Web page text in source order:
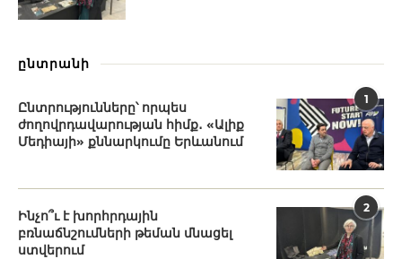
ընտրանի
1
Ընտրությունները՝ որպես
ժողովրդավարության հիմք․ «Ալիք
Մեդիայի» քննարկումը Երևանում
2
Ինչո՞ւ է խորհրդային
բռնաճնշումների թեման մնացել
ստվերում